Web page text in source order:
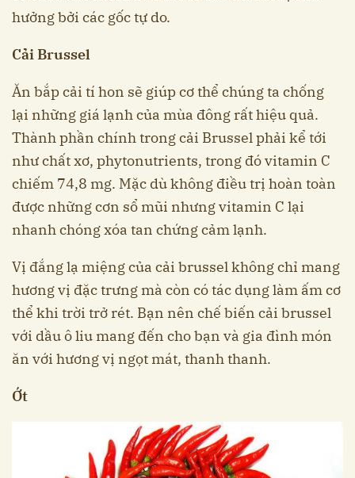
hưởng bởi các gốc tự do.
Cải Brussel
Ăn bắp cải tí hon sẽ giúp cơ thể chúng ta chống
lại những giá lạnh của mùa đông rất hiệu quả.
Thành phần chính trong cải Brussel phải kể tới
như chất xơ, phytonutrients, trong đó vitamin C
chiếm 74,8 mg. Mặc dù không điều trị hoàn toàn
được những cơn sổ mũi nhưng vitamin C lại
nhanh chóng xóa tan chứng cảm lạnh.
Vị đắng lạ miệng của cải brussel không chỉ mang
hương vị đặc trưng mà còn có tác dụng làm ấm cơ
thể khi trời trở rét. Bạn nên chế biến cải brussel
với dầu ô liu mang đến cho bạn và gia đình món
ăn với hương vị ngọt mát, thanh thanh.
Ớt